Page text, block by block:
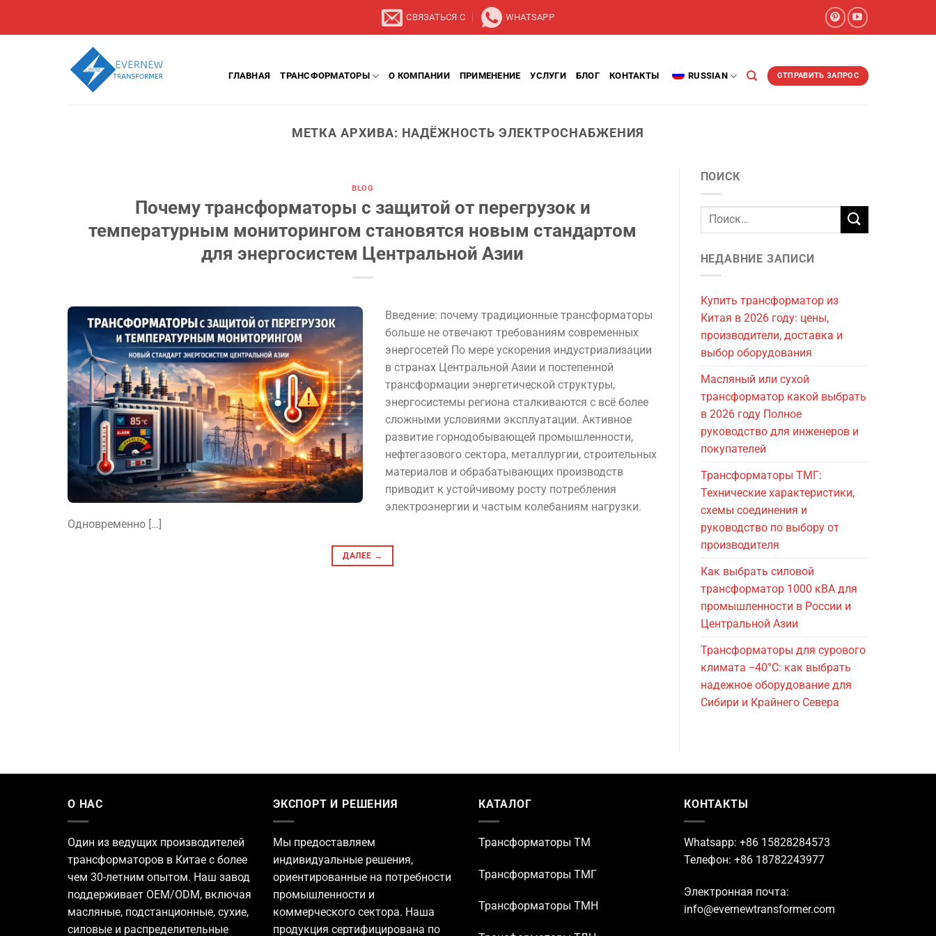
СВЯЗАТЬСЯ С WHATSAPP
ГЛАВНАЯ ТРАНСФОРМАТОРЫ О КОМПАНИИ ПРИМЕНЕНИЕ УСЛУГИ БЛОГ КОНТАКТЫ RUSSIAN ОТПРАВИТЬ ЗАПРОС
МЕТКА АРХИВА: НАДЁЖНОСТЬ ЭЛЕКТРОСНАБЖЕНИЯ
BLOG
Почему трансформаторы с защитой от перегрузок и
температурным мониторингом становятся новым стандартом
для энергосистем Центральной Азии
Введение: почему традиционные трансформаторы
больше не отвечают требованиям современных
энергосетей По мере ускорения индустриализации
в странах Центральной Азии и постепенной
трансформации энергетической структуры,
энергосистемы региона сталкиваются с всё более
сложными условиями эксплуатации. Активное
развитие горнодобывающей промышленности,
нефтегазового сектора, металлургии, строительных
материалов и обрабатывающих производств
приводит к устойчивому росту потребления
электроэнергии и частым колебаниям нагрузки.
Одновременно […]
ДАЛЕЕ →
ПОИСК
НЕДАВНИЕ ЗАПИСИ
Купить трансформатор из
Китая в 2026 году: цены,
производители, доставка и
выбор оборудования
Масляный или сухой
трансформатор какой выбрать
в 2026 году Полное
руководство для инженеров и
покупателей
Трансформаторы ТМГ:
Технические характеристики,
схемы соединения и
руководство по выбору от
производителя
Как выбрать силовой
трансформатор 1000 кВА для
промышленности в России и
Центральной Азии
Трансформаторы для сурового
климата −40°C: как выбрать
надежное оборудование для
Сибири и Крайнего Севера
О НАС
Один из ведущих производителей
трансформаторов в Китае с более
чем 30-летним опытом. Наш завод
поддерживает OEM/ODM, включая
масляные, подстанционные, сухие,
силовые и распределительные
ЭКСПОРТ И РЕШЕНИЯ
Мы предоставляем
индивидуальные решения,
ориентированные на потребности
промышленности и
коммерческого сектора. Наша
продукция сертифицирована по
КАТАЛОГ
Трансформаторы TM
Трансформаторы ТМГ
Трансформаторы ТМН
КОНТАКТЫ
Whatsapp: +86 15828284573
Телефон: +86 18782243977
Электронная почта:
info@evernewtransformer.com